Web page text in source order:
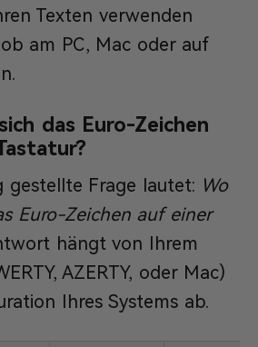
Texten verwenden
am PC, Mac oder auf
das Euro-Zeichen
gestellte Frage lautet: Wo
Euro-Zeichen auf einer
hängt von Ihrem
AZERTY, oder Mac)
Ihres Systems ab.